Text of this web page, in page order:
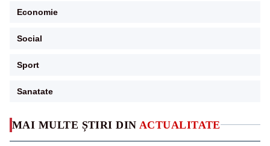
MAI MULTE ȘTIRI DIN ACTUALITATE
Economie
Social
Sport
Sanatate